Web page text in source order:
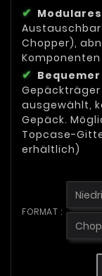
Chopper),
ausgewählt,
Gepäck.
Topcase-
erhältlich)
FORMAT :